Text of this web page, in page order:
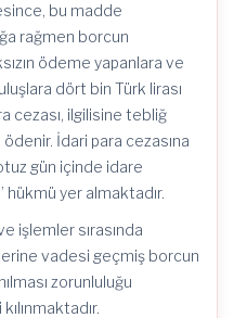
bu madde
rağmen borcun
ödeme yapanlara ve
dört bin Türk lirası
cezası, ilgilisine tebliğ
İdari para cezasına
gün içinde idare
hükmü yer almaktadır.
işlemler sırasında
vadesi geçmiş borcun
zorunluluğu